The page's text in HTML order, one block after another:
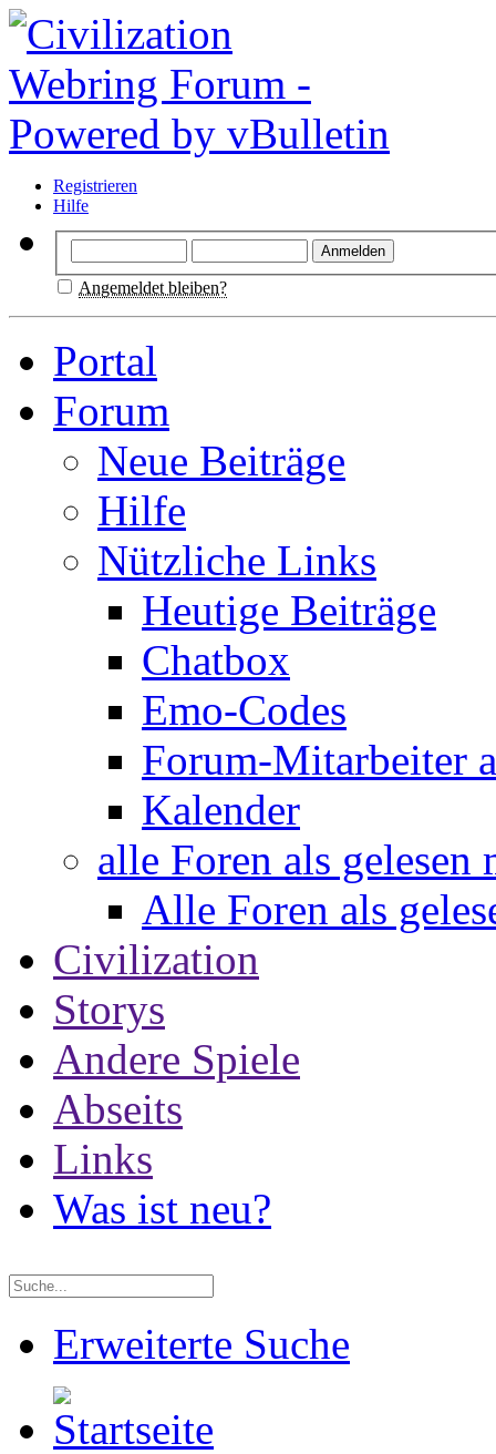
Registrieren
Hilfe
Angemeldet bleiben?
Portal
Forum
Neue Beiträge
Hilfe
Nützliche Links
Heutige Beiträge
Chatbox
Emo-Codes
Forum-Mitarbeiter
Kalender
alle Foren als gelesen
Alle Foren als
Civilization
Storys
Andere Spiele
Abseits
Links
Was ist neu?
Erweiterte Suche